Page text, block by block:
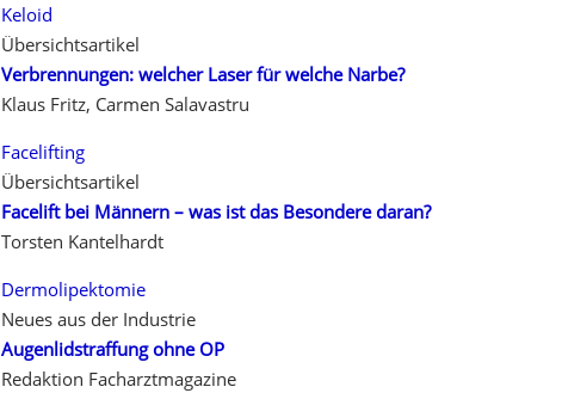
Keloid
Übersichtsartikel
Verbrennungen: welcher Laser für welche Narbe?
Klaus Fritz, Carmen Salavastru
Facelifting
Übersichtsartikel
Facelift bei Männern – was ist das Besondere daran?
Torsten Kantelhardt
Dermolipektomie
Neues aus der Industrie
Augenlidstraffung ohne OP
Redaktion Facharztmagazine